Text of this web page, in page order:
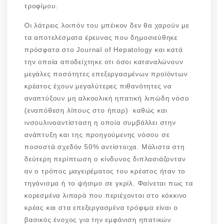
τροφίμου.
Οι λάτρεις λοιπόν του μπέικον δεν θα χαρούν με
τα αποτελέσματα έρευνας που δημοσιεύθηκε
πρόσφατα στο Journal of Hepatology και κατά
την οποία αποδείχτηκε οτι όσοι καταναλώνουν
μεγάλες ποσότητες επεξεργασμένων προϊόντων
κρέατος έχουν μεγαλύτερες πιθανότητες να
αναπτύξουν μη αλκοολική ηπατική λιπώδη νόσο
(εναπόθεση λίπους στο ήπαρ) καθώς και
ινσουλινοαντίσταση η οποία συμβάλλει στην
ανάπτυξη και της προηγούμενης νόσου σε
ποσοστά σχεδόν 50% αντίστοιχα. Μάλιστα στη
δεύτερη περίπτωση ο κίνδυνος διπλασιάζονταν
αν ο τρόπος μαγειρέματος του κρέατος ήταν το
τηγάνισμα ή το ψήσιμο σε γκρίλ. Φαίνεται πως τα
κορεσμένα λιπαρά που περιέχονται στο κόκκινο
κρέας και στα επεξεργασμένα τρόφιμα είναι ο
βασικός ένοχος για την εμφάνιση ηπατικών